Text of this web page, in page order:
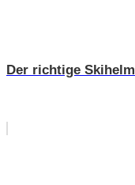
Der richtige Skihelm